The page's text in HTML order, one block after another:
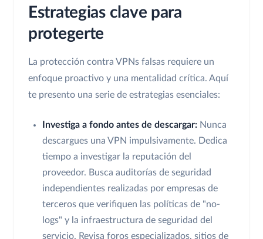
Estrategias clave para
protegerte
La protección contra VPNs falsas requiere un
enfoque proactivo y una mentalidad crítica. Aquí
te presento una serie de estrategias esenciales:
Investiga a fondo antes de descargar: Nunca
descargues una VPN impulsivamente. Dedica
tiempo a investigar la reputación del
proveedor. Busca auditorías de seguridad
independientes realizadas por empresas de
terceros que verifiquen las políticas de "no-
logs" y la infraestructura de seguridad del
servicio. Revisa foros especializados, sitios de